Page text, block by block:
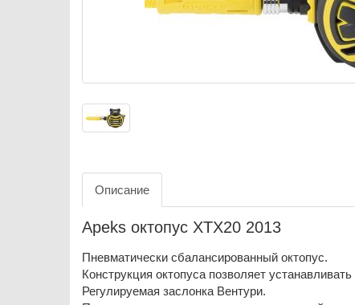
Описание
Apeks октопус XTX20 2013
Пневматически сбалансированный октопус.
Конструкция октопуса позволяет
Регулируемая заслонка Вентури.